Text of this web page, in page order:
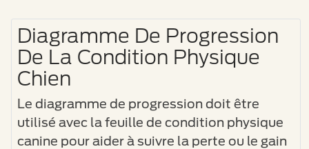
Diagramme De Progression
De La Condition Physique
Chien
Le diagramme de progression doit être
utilisé avec la feuille de condition physique
canine pour aider à suivre la perte ou le gain